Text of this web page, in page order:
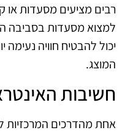
רבים מציעים מסעדות או
למצוא מסעדות בסביבה
יכול להבטיח חוויה
המוצג.
חשיבות
אחת מהדרכים המרכזיות